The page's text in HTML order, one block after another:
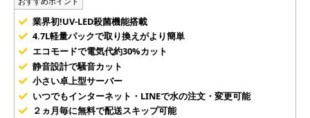
業界初!UV-LED殺菌機能搭載
4.7L軽量パックで取り換えがより簡単
エコモードで電気代約30%カット
静音設計で騒音カット
小さい卓上型サーバー
いつでもインターネット・LINEで水の注文・変更可能
２ヵ月毎に無料で配送スキップ可能